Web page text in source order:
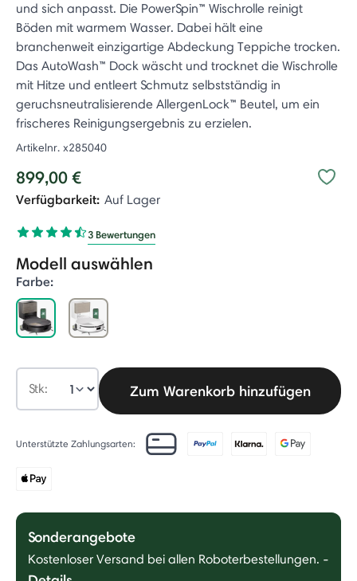
und sich anpasst. Die PowerSpin™ Wischrolle reinigt
Böden mit warmem Wasser. Dabei hält eine
branchenweit einzigartige Abdeckung Teppiche trocken.
Das AutoWash™ Dock wäscht und trocknet die Wischrolle
mit Hitze und entleert Schmutz selbstständig in
geruchsneutralisierende AllergenLock™ Beutel, um ein
frischeres Reinigungsergebnis zu erzielen.
Artikelnr. x285040
899,00 €
Verfügbarkeit: Auf Lager
3 Bewertungen
Modell auswählen
Farbe:
Stk: Zum Warenkorb hinzufügen
Unterstützte Zahlungsarten:
Sonderangebote
Kostenloser Versand bei allen Roboterbestellungen. -